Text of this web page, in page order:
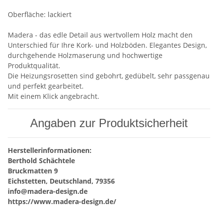
Oberfläche: lackiert
Madera - das edle Detail aus wertvollem Holz macht den
Unterschied für Ihre Kork- und Holzböden. Elegantes Design,
durchgehende Holzmaserung und hochwertige
Produktqualität.
Die Heizungsrosetten sind gebohrt, gedübelt, sehr passgenau
und perfekt gearbeitet.
Mit einem Klick angebracht.
Angaben zur Produktsicherheit
Herstellerinformationen:
Berthold Schächtele
Bruckmatten 9
Eichstetten, Deutschland, 79356
info@madera-design.de
https://www.madera-design.de/